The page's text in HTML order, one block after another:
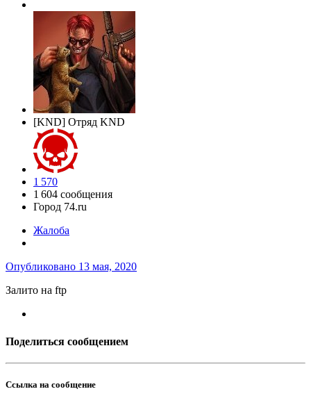
[KND] Отряд KND
1 570
1 604 сообщения
Город 74.ru
Жалоба
Опубликовано 13 мая, 2020
Залито на ftp
Поделиться сообщением
Ссылка на сообщение